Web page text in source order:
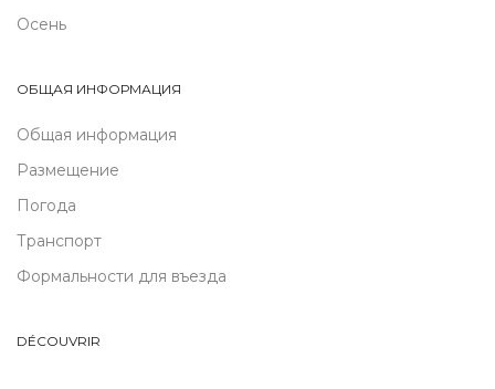
Осень
ОБЩАЯ ИНФОРМАЦИЯ
Общая информация
Размещение
Погода
Транспорт
Формальности для въезда
DÉCOUVRIR